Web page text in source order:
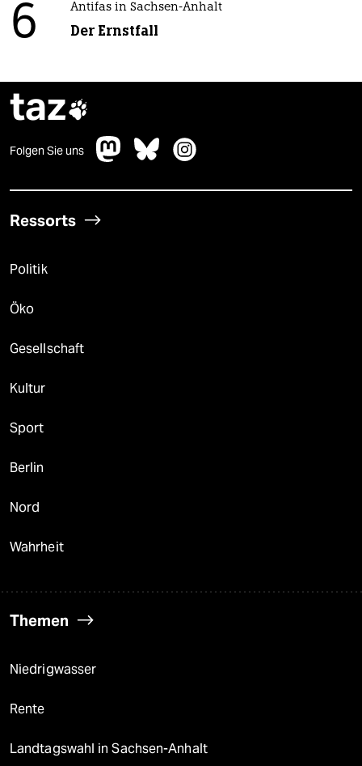
6 Antifas in Sachsen-Anhalt
Der Ernstfall
taz
Folgen Sie uns
Ressorts
Politik
Öko
Gesellschaft
Kultur
Sport
Berlin
Nord
Wahrheit
Themen
Niedrigwasser
Rente
Landtagswahl in Sachsen-Anhalt